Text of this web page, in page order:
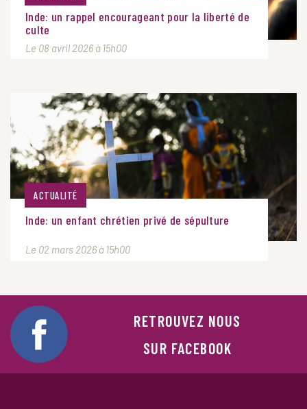
Inde: un rappel encourageant pour la liberté de
culte
Le 08 avril 2026 à 15h00
ACTUALITÉ
Inde: un enfant chrétien privé de sépulture
Le 02 mars 2026 à 15h00
RETROUVEZ NOUS
SUR FACEBOOK